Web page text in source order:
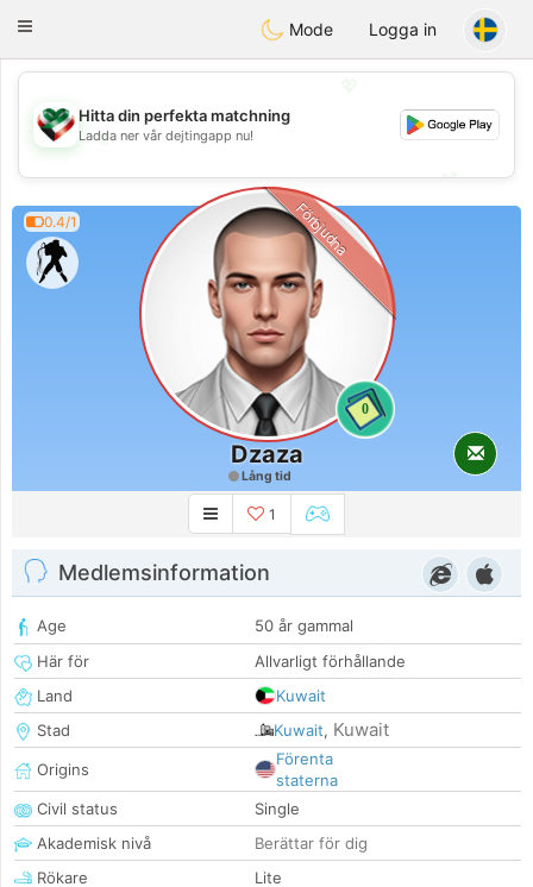
KuwaitChat
Toggle
Mode Logga in
💖
💕
💕
Hitta din perfekta matchning
Ladda ner vår dejtingapp nu!
0.4/1
0
Förbjudna
Dzaza
Lång tid
1
Medlemsinformation
Age
50 år gammal
Här för
Allvarligt förhållande
Land
Kuwait
Stad
Kuwait, Kuwait
Origins
Förenta
staterna
Civil status
Single
Akademisk nivå
Berättar för dig
Rökare
Lite